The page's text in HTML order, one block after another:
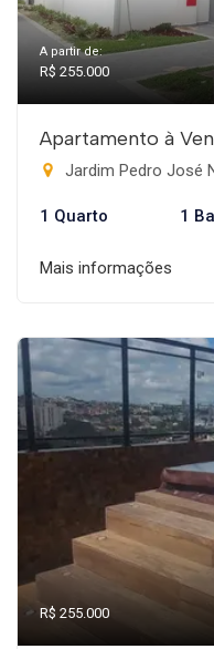
A partir de:
R$ 255.000
Apartamento à
Jardim Pedro José
1 Quarto 1
Mais informações
R$ 255.000